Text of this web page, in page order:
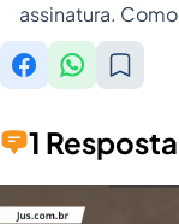
assinatura.
1 Resposta